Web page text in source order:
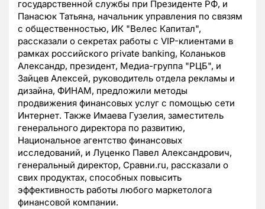
государственной службы при Президенте РФ, и
Панасюк Татьяна, начальник управления по связям
с общественностью, ИК "Велес Капитал",
рассказали о секретах работы с VIP-клиентами в
рамках российского private banking, Коланьков
Александр, президент, Медиа-группа "РЦБ", и
Зайцев Алексей, руководитель отдела рекламы и
дизайна, ФИНАМ, предложили методы
продвижения финансовых услуг с помощью сети
Интернет. Также Имаева Гузелия, заместитель
генерального директора по развитию,
Национальное агентство финансовых
исследований, и Луценко Павел Александрович,
генеральный директор, Сравни.ru, рассказали о
свих продуктах, способных повысить
эффективность работы любого маркетолога
финансовой компании.